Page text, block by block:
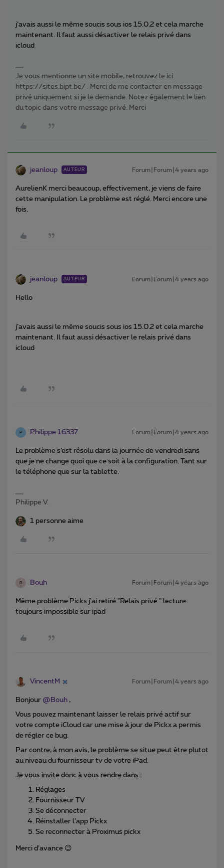
j’avais aussi le même soucis sous ios 15.0.2 et cela marche
maintenant. Il faut aussi désactiver le relais privé dans
icloud
Je vous mentionne un site mobile, retrouvez le ici
https://sites.bipt.be/ . Merci de me contacter en message
privé uniquement si je le demande. Notez également le lien
du topic dans votre message privé. Merci
jeanloup AUTEUR Forum|Forum|4 years ago
AurelienK merci beaucoup, effectivement, je viens de faire
cette manipulation. Le problème est réglé. Merci encore une
fois.
jeanloup AUTEUR Forum|Forum|4 years ago
Hello
j’avais aussi le même soucis sous ios 15.0.2 et cela marche
maintenant. Il faut aussi désactiver le relais privé dans
icloud
P Philippe 16337 Forum|Forum|4 years ago
Le problème s’est résolu dans la journée de vendredi sans
que je ne change quoi que ce soit à la configuration. Tant sur
le téléphone que sur la tablette.
Philippe V.
1 personne aime
B Bouh Forum|Forum|4 years ago
Même problème Picks j'ai retiré "Relais privé " lecture
toujours impossible sur ipad
VincentM Forum|Forum|4 years ago
Bonjour @Bouh ,
Vous pouvez maintenant laisser le relais privé actif sur
votre compte iCloud car une mise à jour de Pickx a permis
de régler ce bug.
Par contre, à mon avis, le problème se situe peut être plutot
au niveau du fournisseur tv de votre iPad.
Je vous invite donc à vous rendre dans :
Réglages
Fournisseur TV
Se déconnecter
Réinstaller l’app Pickx
Se reconnecter à Proximus pickx
Merci d’avance 😉